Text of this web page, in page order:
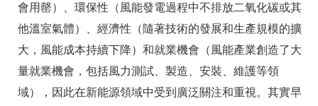
會用罄）、環保性（風能發電過程中不排放二氧化碳或其
他溫室氣體）、經濟性（隨著技術的發展和生產規模的擴
大，風能成本持續下降）和就業機會（風能產業創造了大
量就業機會，包括風力測試、製造、安裝、維護等領
域），因此在新能源領域中受到廣泛關注和重視。其實早